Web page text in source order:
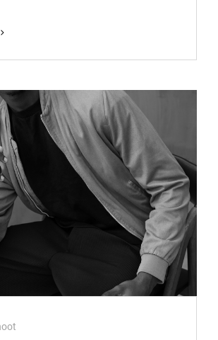
VAN
PROFESSIONELE
BRUILOFTFOTOGRAAF:
ONVERGETELIJKE
HERINNERINGEN
VASTGELEGD